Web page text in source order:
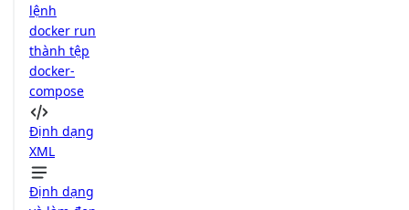
lệnh
docker run
thành tệp
docker-
compose
Định dạng
XML
Định dạng